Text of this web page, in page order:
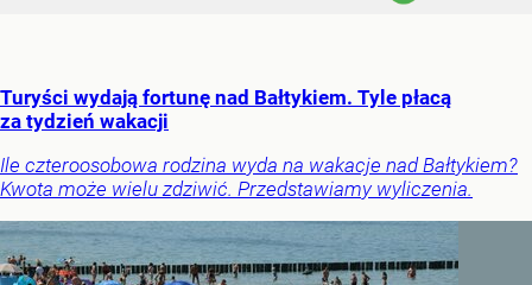
Turyści wydają fortunę nad Bałtykiem. Tyle płacą
za tydzień wakacji
Ile czteroosobowa rodzina wyda na wakacje nad Bałtykiem?
Kwota może wielu zdziwić. Przedstawiamy wyliczenia.